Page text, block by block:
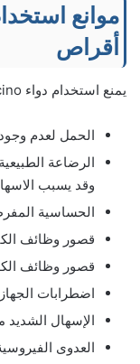
أقراص
يمنع استخدام دواء CoAmox Acino مضاد في الحالات التالية:
الحمل لعدم
الرضاعة
وقد يسبب
الحساسية
قصور وظائف
قصور وظائف
اضطرابات
الإسهال الشديد
العدوى